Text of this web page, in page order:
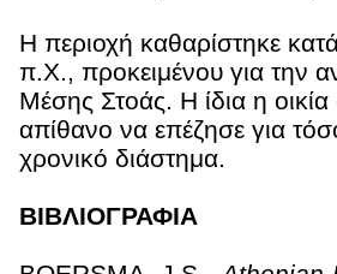
Η περιοχή καθαρίστηκε
π.Χ., προκειμένου για την
Μέσης Στοάς. Η ίδια η οικία
απίθανο να επέζησε για
χρονικό διάστημα.
ΒΙΒΛΙΟΓΡΑΦΙΑ